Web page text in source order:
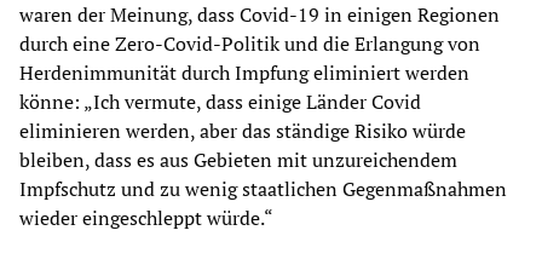
waren der Meinung, dass Covid-19 in einigen Regionen
durch eine Zero-Covid-Politik und die Erlangung von
Herdenimmunität durch Impfung eliminiert werden
könne: „Ich vermute, dass einige Länder Covid
eliminieren werden, aber das ständige Risiko würde
bleiben, dass es aus Gebieten mit unzureichendem
Impfschutz und zu wenig staatlichen Gegenmaßnahmen
wieder eingeschleppt würde.“